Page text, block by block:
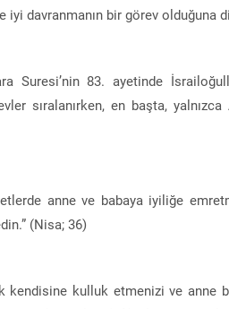
iyi davranmanın bir görev olduğuna
Suresi’nin 83. ayetinde
sıralanırken, en başta,
anne ve babaya iyiliğe
(Nisa; 36)
kendisine kulluk etmenizi ve anne